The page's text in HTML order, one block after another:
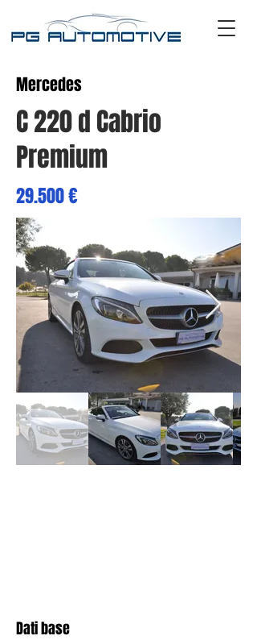
Mercedes
C 220 d Cabrio
Premium
29.500 €
Dati base